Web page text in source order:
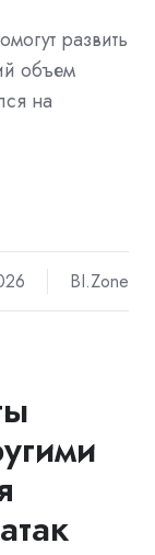
развить
объем
на
BI.Zone